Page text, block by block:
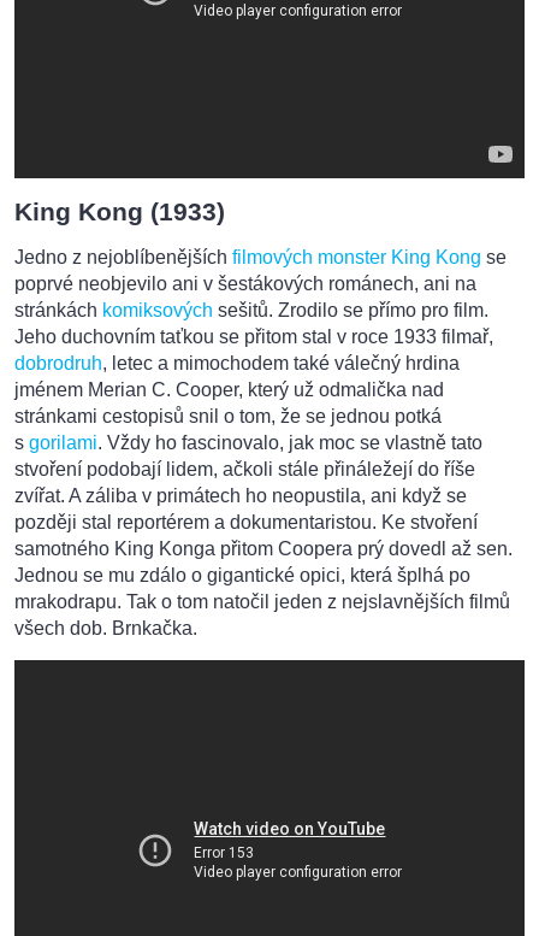
King Kong (1933)
Jedno z nejoblíbenějších filmových monster King Kong se
poprvé neobjevilo ani v šestákových románech, ani na
stránkách komiksových sešitů. Zrodilo se přímo pro film.
Jeho duchovním taťkou se přitom stal v roce 1933 filmař,
dobrodruh, letec a mimochodem také válečný hrdina
jménem Merian C. Cooper, který už odmalička nad
stránkami cestopisů snil o tom, že se jednou potká
s gorilami. Vždy ho fascinovalo, jak moc se vlastně tato
stvoření podobají lidem, ačkoli stále přináležejí do říše
zvířat. A záliba v primátech ho neopustila, ani když se
později stal reportérem a dokumentaristou. Ke stvoření
samotného King Konga přitom Coopera prý dovedl až sen.
Jednou se mu zdálo o gigantické opici, která šplhá po
mrakodrapu. Tak o tom natočil jeden z nejslavnějších filmů
všech dob. Brnkačka.